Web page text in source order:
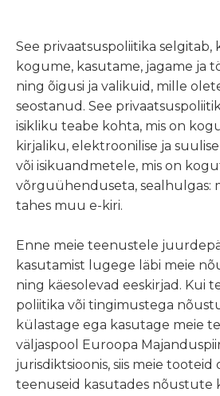
See privaatsuspoliitika selgitab,
kogume, kasutame, jagame ja
ning õigusi ja valikuid, mille
seostanud. See
isikliku teabe kohta, mis on
kirjaliku, elektroonilise ja
või isikuandmetele, mis on
võrguühenduseta, sealhulgas:
tahes muu e-kiri.
Enne meie teenustele
kasutamist lugege läbi meie
ning käesolevad eeskirjad. Kui
poliitika või tingimustega
külastage ega kasutage meie
väljaspool Euroopa
jurisdiktsioonis, siis meie tooteid
teenuseid kasutades nõustute